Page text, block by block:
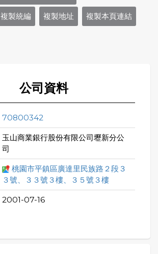
複製統編 複製地址 複製本頁連結
公司資料
70800342
玉山商業銀行股份有限公司壢新分公
司
桃園市平鎮區廣達里民族路２段３
３號、３３號３樓、３５號３樓
2001-07-16